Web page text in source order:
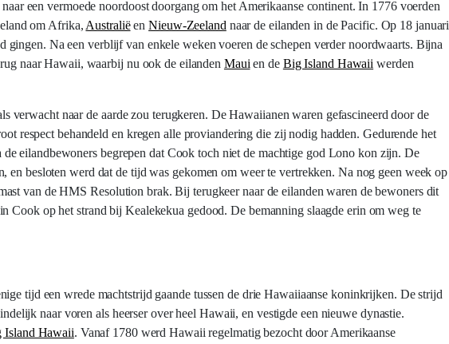
een vermoede noordoost doorgang om het Amerikaanse continent. In 1776 voerden
om Afrika, AustraliëenNieuw-Zeeland naar de eilanden in de Pacific. Op 18 januari
gingen. Na een verblijf van enkele weken voeren de schepen verder noordwaarts. Bijna
naar Hawaii, waarbij nu ook de eilanden Maui en de Big Island Hawaii werden
verwacht naar de aarde zou terugkeren. De Hawaiianen waren gefascineerd door de
respect behandeld en kregen alle proviandering die zij nodig hadden. Gedurende het
eilandbewoners begrepen dat Cook toch niet de machtige god Lono kon zijn. De
en besloten werd dat de tijd was gekomen om weer te vertrekken. Na nog geen week op
van de HMS Resolution brak. Bij terugkeer naar de eilanden waren de bewoners dit
op het strand bij Kealekekua gedood. De bemanning slaagde erin om weg te
tijd een wrede machtstrijd gaande tussen de drie Hawaiiaanse koninkrijken. De strijd
naar voren als heerser over heel Hawaii, en vestigde een nieuwe dynastie.
Island Hawaii. Vanaf 1780 werd Hawaii regelmatig bezocht door Amerikaanse